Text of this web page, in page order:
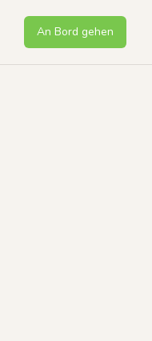
An Bord gehen